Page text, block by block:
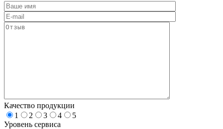
Качество продукции
1
2 3 4
5
Уровень сервиса